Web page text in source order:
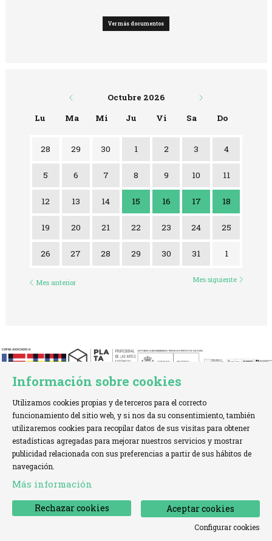
Ver más documentos
Octubre 2026
Lu
Ma Mi Ju Vi Sa Do
28 29 30 1 2 3 4
5 6 7 8 9 10 11
12 13 14 15Jueves 15 de Octubre
16Viernes 16 de Octubre
17Sábado 17 de
18Domingo
19 20 21 22 23 24 25
26 27 28 29 30 31 1
Mes anterior Mes siguiente
TELÉFONO:+34 621 00 65 08 | info@cofae.net
Sitemap | Aviso Legal
Declaración de accesibilidad
Información sobre cookies
Utilizamos cookies propias y de terceros para el correcto
funcionamiento del sitio web, y si nos da su consentimiento, también
utilizaremos cookies para recopilar datos de sus visitas para obtener
estadísticas agregadas para mejorar nuestros servicios y mostrar
publicidad relacionada con sus preferencias a partir de sus hábitos de
navegación.
Más información
Aceptar cookies
Rechazar cookies
Configurar cookies